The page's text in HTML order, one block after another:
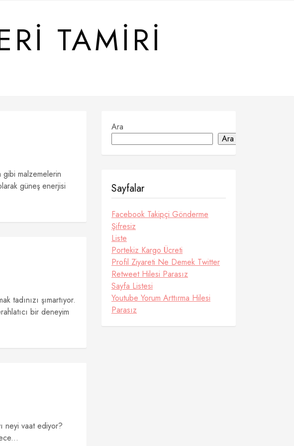
TAMIRI
gibi malzemelerin
güneş enerjisi
tadınızı şımartıyor.
bir deneyim
neyi vaat ediyor?
Ara
Ara
Sayfalar
Facebook Takipçi Gönderme
Şifresiz
Liste
Portekiz Kargo Ücreti
Profil Ziyareti Ne Demek Twitter
Retweet Hilesi Parasız
Sayfa Listesi
Youtube Yorum Arttırma Hilesi
Parasız